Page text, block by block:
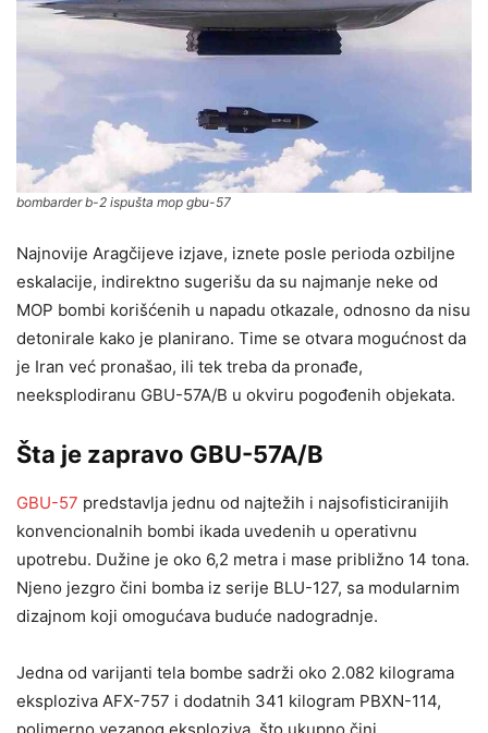
bombarder b-2 ispušta mop gbu-57
Najnovije Aragčijeve izjave, iznete posle perioda ozbiljne
eskalacije, indirektno sugerišu da su najmanje neke od
MOP bombi korišćenih u napadu otkazale, odnosno da nisu
detonirale kako je planirano. Time se otvara mogućnost da
je Iran već pronašao, ili tek treba da pronađe,
neeksplodiranu GBU-57A/B u okviru pogođenih objekata.
Šta je zapravo GBU-57A/B
GBU-57 predstavlja jednu od najtežih i najsofisticiranijih
konvencionalnih bombi ikada uvedenih u operativnu
upotrebu. Dužine je oko 6,2 metra i mase približno 14 tona.
Njeno jezgro čini bomba iz serije BLU-127, sa modularnim
dizajnom koji omogućava buduće nadogradnje.
Jedna od varijanti tela bombe sadrži oko 2.082 kilograma
eksploziva AFX-757 i dodatnih 341 kilogram PBXN-114,
polimerno vezanog eksploziva, što ukupno čini